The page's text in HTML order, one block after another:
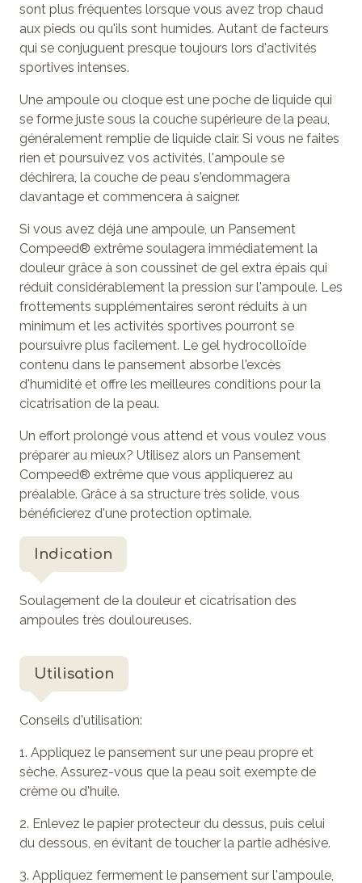
sont plus fréquentes lorsque vous avez trop chaud
aux pieds ou qu'ils sont humides. Autant de facteurs
qui se conjuguent presque toujours lors d'activités
sportives intenses.
Une ampoule ou cloque est une poche de liquide qui
se forme juste sous la couche supérieure de la peau,
généralement remplie de liquide clair. Si vous ne faites
rien et poursuivez vos activités, l'ampoule se
déchirera, la couche de peau s'endommagera
davantage et commencera à saigner.
Si vous avez déjà une ampoule, un Pansement
Compeed® extrême soulagera immédiatement la
douleur grâce à son coussinet de gel extra épais qui
réduit considérablement la pression sur l'ampoule. Les
frottements supplémentaires seront réduits à un
minimum et les activités sportives pourront se
poursuivre plus facilement. Le gel hydrocolloïde
contenu dans le pansement absorbe l'excès
d'humidité et offre les meilleures conditions pour la
cicatrisation de la peau.
Un effort prolongé vous attend et vous voulez vous
préparer au mieux? Utilisez alors un Pansement
Compeed® extrême que vous appliquerez au
préalable. Grâce à sa structure très solide, vous
bénéficierez d'une protection optimale.
Indication
Soulagement de la douleur et cicatrisation des
ampoules très douloureuses.
Utilisation
Conseils d'utilisation:
1. Appliquez le pansement sur une peau propre et
sèche. Assurez-vous que la peau soit exempte de
crème ou d'huile.
2. Enlevez le papier protecteur du dessus, puis celui
du dessous, en évitant de toucher la partie adhésive.
3. Appliquez fermement le pansement sur l'ampoule,